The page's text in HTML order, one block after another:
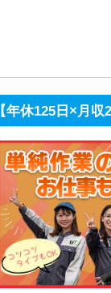
【年休125日×月